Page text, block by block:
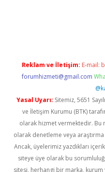
Reklam ve İletişim: E-mail:
forumhizmeti@gmail.com
Yasal Uyarı: Sitemiz, 5651
ve İletişim Kurumu (BTK)
olarak hizmet vermektedir.
olarak denetleme veya
Ancak, üyelerimiz yazdıkları
siteye üye olarak bu
sitesi, herhangi bir marka, kurum